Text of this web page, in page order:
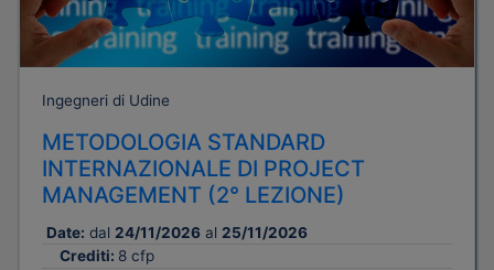
Ingegneri di Udine
METODOLOGIA STANDARD
INTERNAZIONALE DI PROJECT
MANAGEMENT (2° LEZIONE)
Date: dal 24/11/2026 al 25/11/2026
Crediti: 8 cfp